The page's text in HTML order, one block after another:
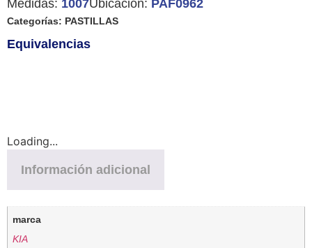
Medidas: 1007Ubicación: PAF0962
Categorías: PASTILLAS
Equivalencias
Loading...
Información adicional
marca
KIA